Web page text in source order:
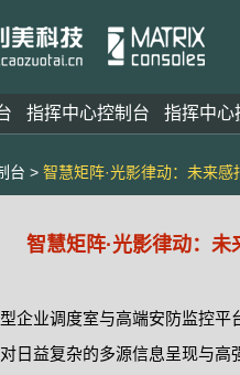
指挥中心控制台 指挥中心
台 > 智慧矩阵·光影律动：未来
智慧矩阵·光影律动：
企业调度室与高端安防监控
日益复杂的多源信息呈现与